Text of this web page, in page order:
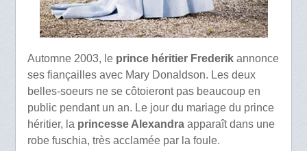
Automne 2003, le prince héritier Frederikannonce
ses fiançailles avec Mary Donaldson. Les deux
belles-soeurs ne se côtoieront pas beaucoup en
public pendant un an. Le jour du mariage du prince
héritier, la princesse Alexandraapparaît dans une
robe fuschia, très acclamée par la foule.